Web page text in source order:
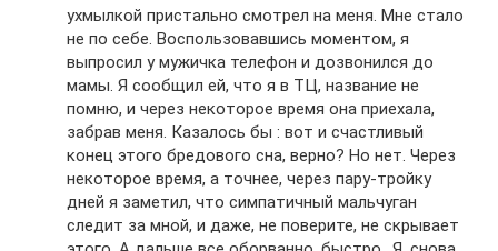
ухмылкой пристально смотрел на меня. Мне стало
не по себе. Воспользовавшись моментом, я
выпросил у мужичка телефон и дозвонился до
мамы. Я сообщил ей, что я в ТЦ, название не
помню, и через некоторое время она приехала,
забрав меня. Казалось бы : вот и счастливый
конец этого бредового сна, верно? Но нет. Через
некоторое время, а точнее, через пару-тройку
дней я заметил, что симпатичный мальчуган
следит за мной, и даже, не поверите, не скрывает